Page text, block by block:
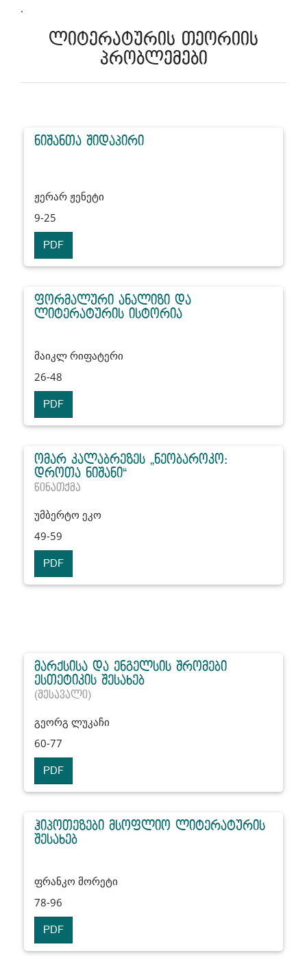
.
ლიტერატურის თეორიის
პრობლემები
ნიშანთა შიდაპირი
ჟერარ ჟენეტი
9-25
PDF
ფორმალური ანალიზი და
ლიტერატურის ისტორია
მაიკლ რიფატერი
26-48
PDF
ომარ კალაბრეზეს „ნეობაროკო:
დროთა ნიშანი“
წინათქმა
უმბერტო ეკო
49-59
PDF
მარქსისა და ენგელსის შრომები
ესთეტიკის შესახებ
(შესავალი)
გეორგ ლუკაჩი
60-77
PDF
ჰიპოთეზები მსოფლიო ლიტერატურის
შესახებ
ფრანკო მორეტი
78-96
PDF